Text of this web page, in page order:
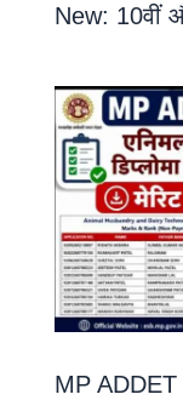
New: 10वीं
MP ADDET